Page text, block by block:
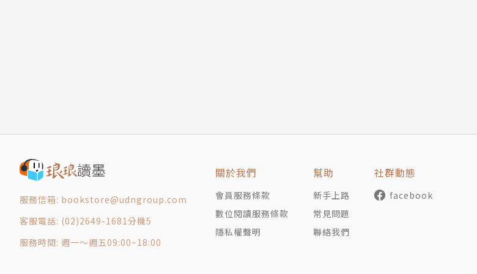
最早在東立畫漫畫，筆名風杏鈴，之後去日本留學，回臺後，開始畫童書插畫和漫畫，所畫的
獲得國立編譯館優良漫畫第一名。目前為自由插畫家，喜愛用可愛、甜美的畫風為讀者帶來甜
導讀 在愛中感悟生活
人物介紹
服務信箱: bookstore@udngroup.com
客服電話: (02)2649-1681分機5
服務時間: 週一～週五09:00~18:00
關於我們
會員服務條款
數位閱讀服務條款
隱私權聲明
幫助
新手上路
常見問題
聯絡我們
社群動態
facebook